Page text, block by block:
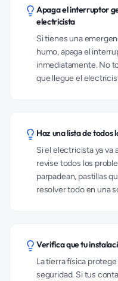
Apaga el interruptor
electricista
Si tienes una
humo, apaga el
inmediatamente. No
que llegue el
Haz una lista de todos
Si el electricista ya va
revise todos los
parpadean, pastillas
resolver todo en una
Verifica que tu
La tierra física
seguridad. Si tus